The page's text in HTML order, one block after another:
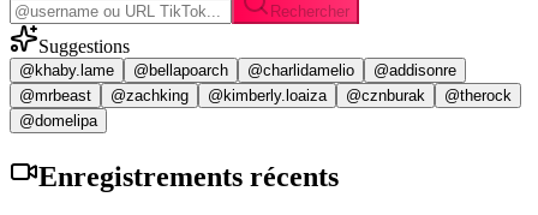
Rechercher
Suggestions
@khaby.lame @bellapoarch @charlidamelio
@addisonre
@mrbeast
@zachking @kimberly.loaiza @cznburak
@therock
@domelipa
Enregistrements récents